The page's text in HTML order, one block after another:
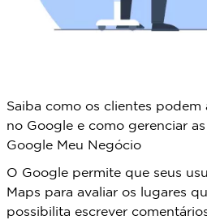
Saiba como os clientes podem
no Google e como gerenciar
Google Meu Negócio
O Google permite que seus
Maps para avaliar os lugares
possibilita escrever